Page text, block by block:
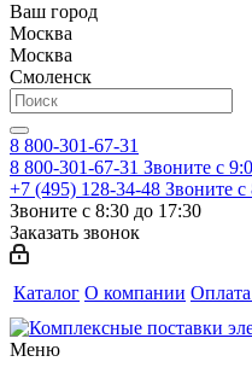
Ваш город
Москва
Москва
Смоленск
8 800-301-67-31
8 800-301-67-31 Звоните с
+7 (495) 128-34-48 Звоните с
Звоните с 8:30 до 17:30
Заказать звонок
Каталог О компании Оплата
Меню